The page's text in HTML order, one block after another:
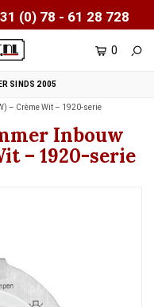
(0) 78 - 61 28 728
0
SINDS 2005
– Crème Wit – 1920-serie
Inbouw
– 1920-serie